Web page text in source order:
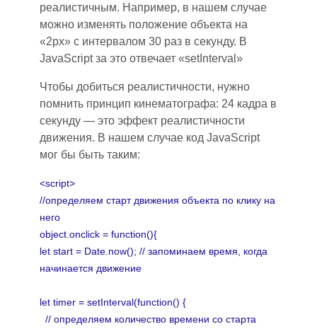
реалистичным. Например, в нашем случае
можно изменять положение объекта на
«2рх» с интервалом 30 раз в секунду. В
JavaScript за это отвечает «setInterval»
Чтобы добиться реалистичности, нужно
помнить принцип кинематографа: 24 кадра в
секунду — это эффект реалистичности
движения. В нашем случае код JavaScript
мог бы быть таким:
<script>
//определяем старт движения объекта по клику на
него
object.onclick = function(){
let start = Date.now(); // запоминаем время, когда
начинается движение
let timer = setInterval(function() {
// определяем количество времени со старта